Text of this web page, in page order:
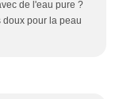
de l'eau pure ?
doux pour la peau